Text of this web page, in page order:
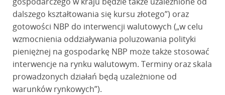
dalszego kształtowania się kursu złotego”) oraz
gotowości NBP do interwencji walutowych („w celu
wzmocnienia oddziaływania poluzowania polityki
pieniężnej na gospodarkę NBP może także stosować
interwencje na rynku walutowym. Terminy oraz skala
prowadzonych działań będą uzależnione od
warunków rynkowych”).